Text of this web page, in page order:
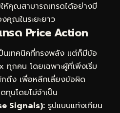
ห้คุณสามารถเทรดได้อย่างมี
คุณในระยะยาว
ทรด Price Action
นเทคนิคที่ทรงพลัง แต่ก็มีข้อ
ทุกคน โดยเฉพาะผู้ที่เพิ่งเริ่ม
ถึง เพื่อหลีกเลี่ยงข้อผิด
ทุนโดยไม่จำเป็น
Signals): รูปแบบแท่งเทียน